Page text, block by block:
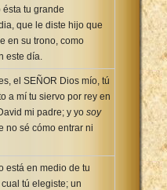
tu grande
que le diste hijo que
en su trono, como
este día.
el SEÑOR Dios mío, tú
a mí tu siervo por rey en
mi padre; y yo soy
no sé cómo entrar ni
está en medio de tu
tú elegiste; un